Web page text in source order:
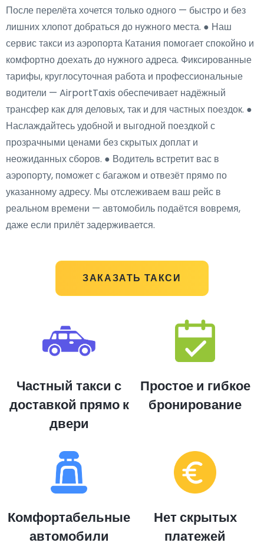
ЗАКАЗАТЬ ТАКСИ
После перелёта хочется только одного — быстро и без
лишних хлопот добраться до нужного места. ● Наш
сервис такси из аэропорта Катания помогает спокойно и
комфортно доехать до нужного адреса. Фиксированные
тарифы, круглосуточная работа и профессиональные
водители — AirportTaxis обеспечивает надёжный
трансфер как для деловых, так и для частных поездок. ●
Наслаждайтесь удобной и выгодной поездкой с
прозрачными ценами без скрытых доплат и
неожиданных сборов. ● Водитель встретит вас в
аэропорту, поможет с багажом и отвезёт прямо по
указанному адресу. Мы отслеживаем ваш рейс в
реальном времени — автомобиль подаётся вовремя,
даже если прилёт задерживается.
Частный такси с
доставкой прямо к
двери
Простое и гибкое
бронирование
Комфортабельные
автомобили
Нет скрытых
платежей